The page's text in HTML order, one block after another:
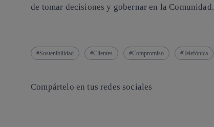
de tomar decisiones y gobernar en la Comunidad.
Sostenibilidad Clientes Compromiso Telefónica
Compártelo en tus redes sociales